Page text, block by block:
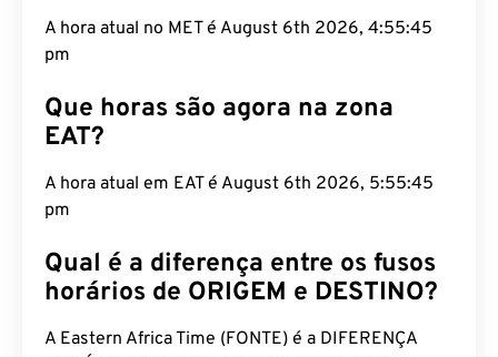
A hora atual no MET é August 6th 2026, 4:55:46
pm
Que horas são agora na zona
EAT?
A hora atual em EAT é August 6th 2026, 5:55:46
pm
Qual é a diferença entre os fusos
horários de ORIGEM e DESTINO?
A Eastern Africa Time (FONTE) é a DIFERENÇA